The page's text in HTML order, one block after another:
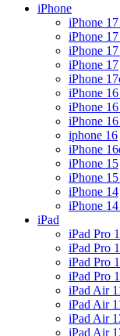
iPhone
iPhone
iPhone
iPhone
iPhone 17
iPhone
iPhone
iPhone
iPhone
iphone 16
iPhone
iPhone 15
iPhone
iPhone 14
iPhone
iPad
iPad Pro
iPad Pro
iPad Pro
iPad Pro
iPad Air
iPad Air
iPad Air
iPad Air